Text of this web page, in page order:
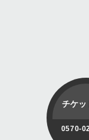
チケッ
0570-